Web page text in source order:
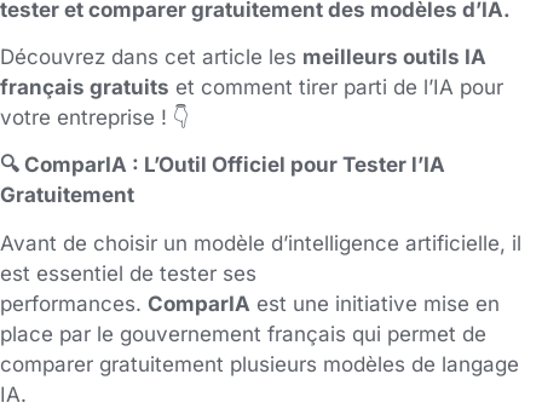
tester et comparer gratuitement des modèles d’IA.
Découvrez dans cet article les meilleurs outils IA
français gratuits et comment tirer parti de l’IA pour
votre entreprise ! 👇
🔍 ComparIA : L’Outil Officiel pour Tester l’IA
Gratuitement
Avant de choisir un modèle d’intelligence artificielle, il
est essentiel de tester ses
performances. ComparIA est une initiative mise en
place par le gouvernement français qui permet de
comparer gratuitement plusieurs modèles de langage
IA.